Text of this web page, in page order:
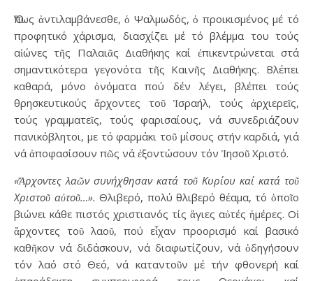
Ὅπως ἀντιλαμβάνεσθε, ὁ Ψαλμωδός, ὁ προικισμένος μέ τό
προφητικό χάρισμα, διασχίζει μέ τό βλέμμα του τούς
αἰώνες τῆς Παλαιᾶς Διαθήκης καί ἐπικεντρώνεται στά
σημαντικότερα γεγονότα τῆς Καινῆς Διαθήκης. Βλέπει
καθαρά, μόνο ὀνόματα πού δέν λέγει, βλέπει τούς
θρησκευτικούς ἄρχοντες τοῦ Ἰσραήλ, τούς ἀρχιερεῖς,
τούς γραμματεῖς, τούς φαρισαίους, νά συνεδριάζουν
πανικόβλητοι, με τό φαρμάκι τοῦ μίσους στήν καρδιά, γιά
νά ἀποφασίσουν πῶς νά ἐξοντώσουν τόν Ἰησοῦ Χριστό.
«Ἄρχοντες λαῶν συνήχθησαν κατά τοῦ Κυρίου καί κατά τοῦ
Χριστοῦ αὐτοῦ…». Θλιβερό, πολύ θλιβερό θέαμα, τό ὁποῖο
βιώνει κάθε πιστός χριστιανός τίς ἅγιες αὐτές ἡμέρες. Οἱ
ἄρχοντες τοῦ λαοῦ, πού εἶχαν προορισμό καί βασικό
καθῆκον νά διδάσκουν, νά διαφωτίζουν, νά ὁδηγήσουν
τόν λαό στό Θεό, νά καταντοῦν μέ τήν φθονερή καί